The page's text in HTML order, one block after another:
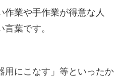
作業や手作業が得意な人
葉です。
用にこなす」等といったか